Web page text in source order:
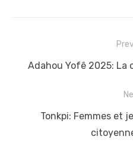
navigation
Previous
Adahou Yofê 2025: La
Tonkpi: Femmes et